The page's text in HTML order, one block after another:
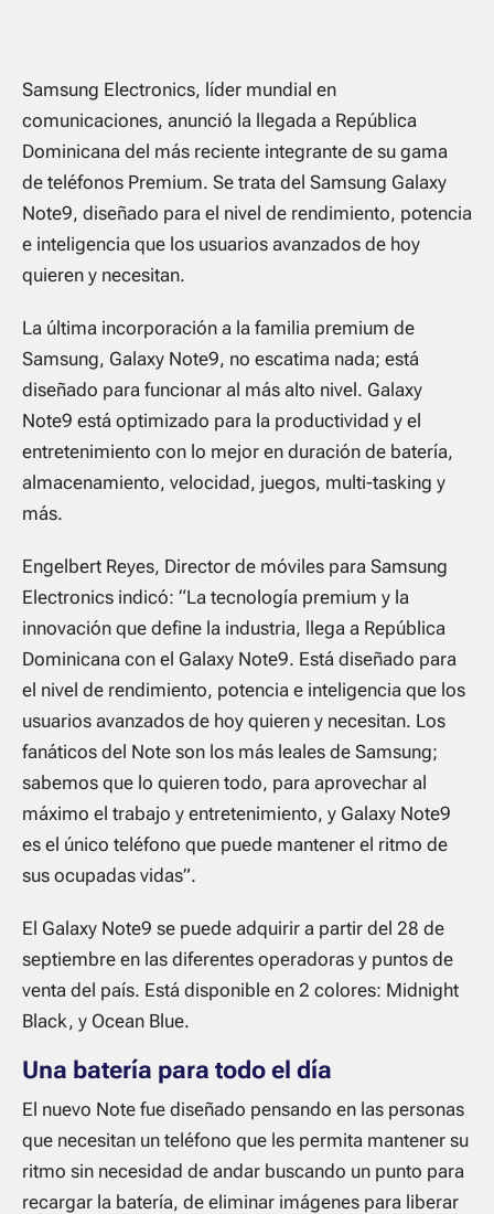
Samsung Electronics, líder mundial en
comunicaciones, anunció la llegada a República
Dominicana del más reciente integrante de su gama
de teléfonos Premium. Se trata del Samsung Galaxy
Note9, diseñado para el nivel de rendimiento, potencia
e inteligencia que los usuarios avanzados de hoy
quieren y necesitan.
La última incorporación a la familia premium de
Samsung, Galaxy Note9, no escatima nada; está
diseñado para funcionar al más alto nivel. Galaxy
Note9 está optimizado para la productividad y el
entretenimiento con lo mejor en duración de batería,
almacenamiento, velocidad, juegos, multi-tasking y
más.
Engelbert Reyes, Director de móviles para Samsung
Electronics indicó: “La tecnología premium y la
innovación que define la industria, llega a República
Dominicana con el Galaxy Note9. Está diseñado para
el nivel de rendimiento, potencia e inteligencia que los
usuarios avanzados de hoy quieren y necesitan. Los
fanáticos del Note son los más leales de Samsung;
sabemos que lo quieren todo, para aprovechar al
máximo el trabajo y entretenimiento, y Galaxy Note9
es el único teléfono que puede mantener el ritmo de
sus ocupadas vidas”.
El Galaxy Note9 se puede adquirir a partir del 28 de
septiembre en las diferentes operadoras y puntos de
venta del país. Está disponible en 2 colores: Midnight
Black, y Ocean Blue.
Una batería para todo el día
El nuevo Note fue diseñado pensando en las personas
que necesitan un teléfono que les permita mantener su
ritmo sin necesidad de andar buscando un punto para
recargar la batería, de eliminar imágenes para liberar